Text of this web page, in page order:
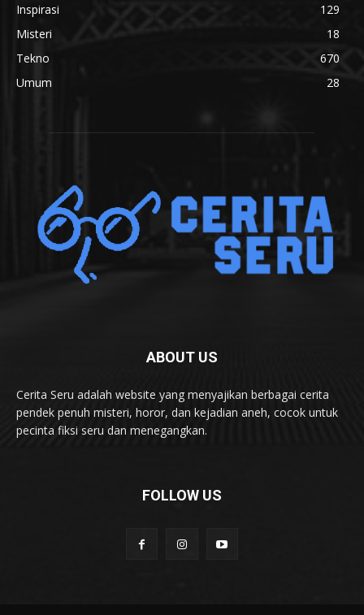
Inspirasi
129
Misteri
18
Tekno
670
Umum
28
ABOUT US
Cerita Seru adalah website yang menyajikan berbagai cerita
pendek penuh misteri, horor, dan kejadian aneh, cocok untuk
pecinta fiksi seru dan menegangkan.
FOLLOW US